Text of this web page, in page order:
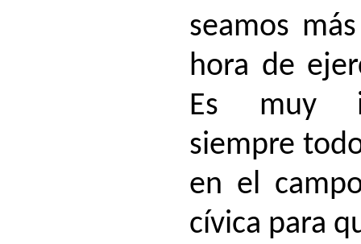
seamos
hora de
Es muy
siempre
en el
cívica para